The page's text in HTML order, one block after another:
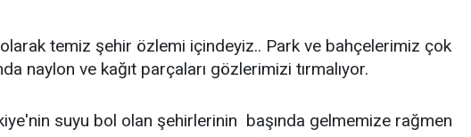
temiz şehir özlemi içindeyiz.. Park ve bahçelerimiz çok
naylon ve kağıt parçaları gözlerimizi tırmalıyor.
suyu bol olan şehirlerinin başında gelmemize rağmen